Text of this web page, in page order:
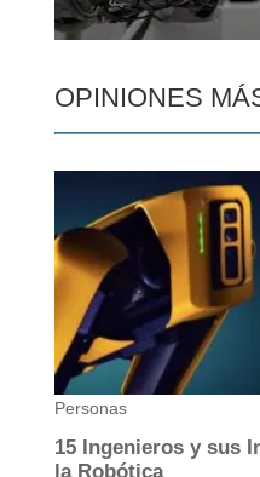
OPINIONES